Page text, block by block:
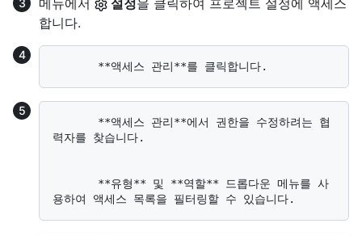
합니다.
력자를 찾습니다.